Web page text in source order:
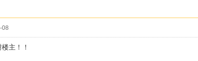
08
主！！